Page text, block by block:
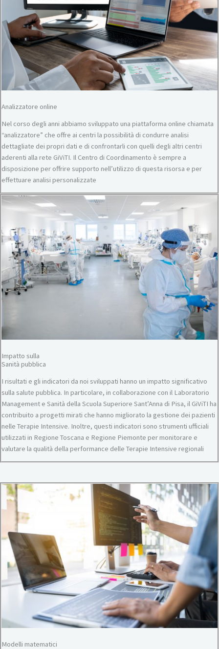
Analizzatore online
Nel corso degli anni abbiamo sviluppato una piattaforma online chiamata
“analizzatore” che offre ai centri la possibilità di condurre analisi
dettagliate dei propri dati e di confrontarli con quelli degli altri centri
aderenti alla rete GiViTI. Il Centro di Coordinamento è sempre a
disposizione per offrire supporto nell’utilizzo di questa risorsa e per
effettuare analisi personalizzate
Impatto sulla
Sanità pubblica
I risultati e gli indicatori da noi sviluppati hanno un impatto significativo
sulla salute pubblica. In particolare, in collaborazione con il Laboratorio
Management e Sanità della Scuola Superiore Sant’Anna di Pisa, il GiViTI ha
contribuito a progetti mirati che hanno migliorato la gestione dei pazienti
nelle Terapie Intensive. Inoltre, questi indicatori sono strumenti ufficiali
utilizzati in Regione Toscana e Regione Piemonte per monitorare e
valutare la qualità della performance delle Terapie Intensive regionali
Modelli matematici